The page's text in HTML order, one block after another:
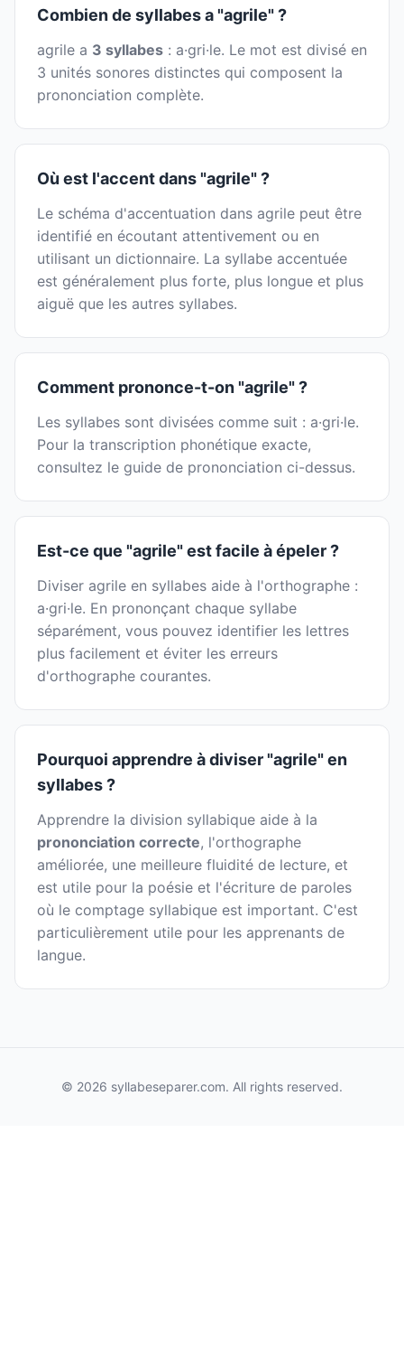
Combien de syllabes a "agrile" ?
agrile a 3 syllabes : a·gri·le. Le mot est divisé en
3 unités sonores distinctes qui composent la
prononciation complète.
Où est l'accent dans "agrile" ?
Le schéma d'accentuation dans agrile peut être
identifié en écoutant attentivement ou en
utilisant un dictionnaire. La syllabe accentuée
est généralement plus forte, plus longue et plus
aiguë que les autres syllabes.
Comment prononce-t-on "agrile" ?
Les syllabes sont divisées comme suit : a·gri·le.
Pour la transcription phonétique exacte,
consultez le guide de prononciation ci-dessus.
Est-ce que "agrile" est facile à épeler ?
Diviser agrile en syllabes aide à l'orthographe :
a·gri·le. En prononçant chaque syllabe
séparément, vous pouvez identifier les lettres
plus facilement et éviter les erreurs
d'orthographe courantes.
Pourquoi apprendre à diviser "agrile" en
syllabes ?
Apprendre la division syllabique aide à la
prononciation correcte, l'orthographe
améliorée, une meilleure fluidité de lecture, et
est utile pour la poésie et l'écriture de paroles
où le comptage syllabique est important. C'est
particulièrement utile pour les apprenants de
langue.
© 2026 syllabeseparer.com. All rights reserved.